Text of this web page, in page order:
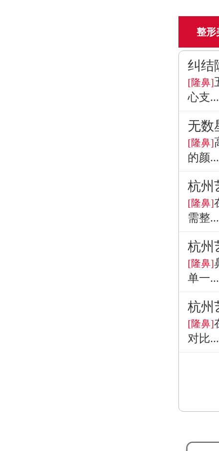
整形
纠结
[隆鼻]
心支...
无数
[隆鼻]
的颜...
杭州
[隆鼻]
需整...
杭州
[隆鼻]
单一...
杭州
[隆鼻]
对比...